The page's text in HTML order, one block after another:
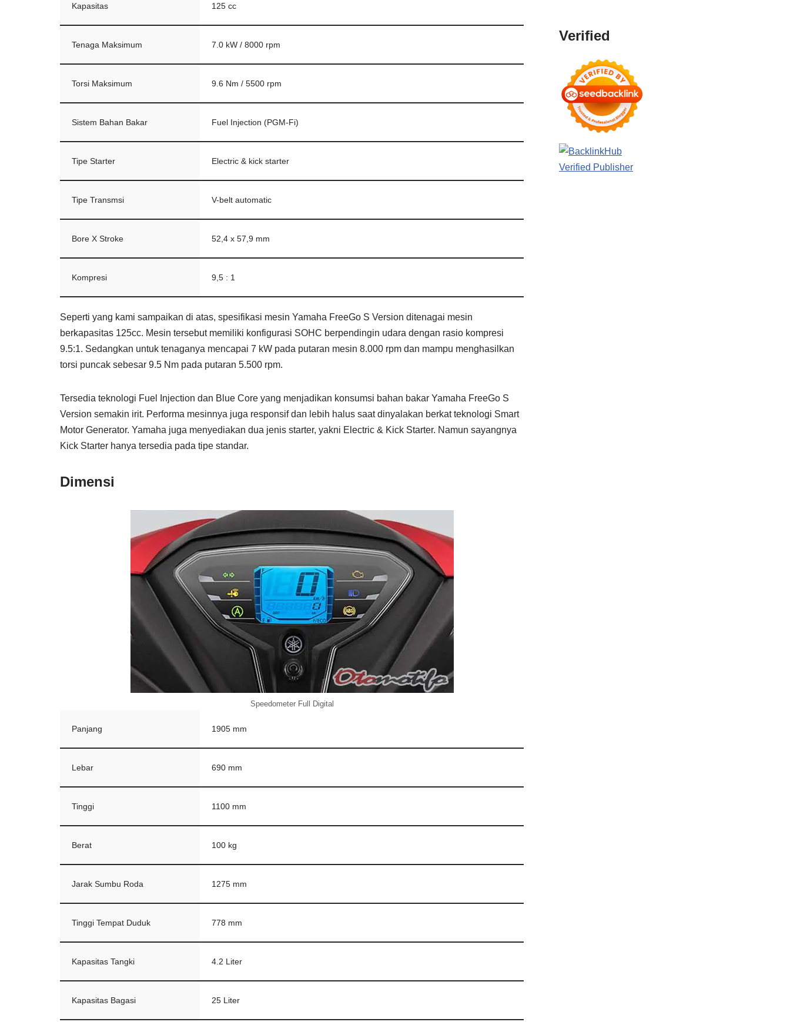
Kapasitas 125 cc
Tenaga Maksimum 7.0 kW / 8000 rpm
Torsi Maksimum 9.6 Nm / 5500 rpm
Sistem Bahan Bakar Fuel Injection (PGM-Fi)
Tipe Starter Electric & kick starter
Tipe Transmsi V-belt automatic
Bore X Stroke 52,4 x 57,9 mm
Kompresi 9,5 : 1
Seperti yang kami sampaikan di atas, spesifikasi mesin Yamaha FreeGo S Version ditenagai mesin
berkapasitas 125cc. Mesin tersebut memiliki konfigurasi SOHC berpendingin udara dengan rasio kompresi
9.5:1. Sedangkan untuk tenaganya mencapai 7 kW pada putaran mesin 8.000 rpm dan mampu menghasilkan
torsi puncak sebesar 9.5 Nm pada putaran 5.500 rpm.
Tersedia teknologi Fuel Injection dan Blue Core yang menjadikan konsumsi bahan bakar Yamaha FreeGo S
Version semakin irit. Performa mesinnya juga responsif dan lebih halus saat dinyalakan berkat teknologi Smart
Motor Generator. Yamaha juga menyediakan dua jenis starter, yakni Electric & Kick Starter. Namun sayangnya
Kick Starter hanya tersedia pada tipe standar.
Dimensi
Speedometer Full Digital
Panjang 1905 mm
Lebar 690 mm
Tinggi 1100 mm
Berat 100 kg
Jarak Sumbu Roda 1275 mm
Tinggi Tempat Duduk 778 mm
Kapasitas Tangki 4.2 Liter
Kapasitas Bagasi 25 Liter
Verified